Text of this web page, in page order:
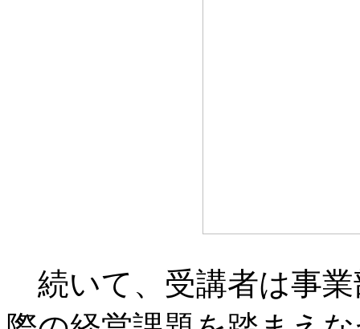
続いて、受講者は事